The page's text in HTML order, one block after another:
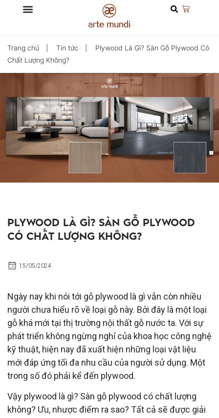
Trang chủ Tin tức
Plywood Là Gì? Sàn Gỗ Plywood Có
Chất Lượng Không?
PLYWOOD LÀ GÌ? SÀN GỖ PLYWOOD
CÓ CHẤT LƯỢNG KHÔNG?
15/05/2024
Ngày nay khi nói tới gỗ plywood là gì vẫn còn nhiều
người chưa hiểu rõ về loại gỗ này. Bởi đây là một loại
gỗ khá mới tại thị trường nội thất gỗ nước ta. Với sự
phát triển không ngừng nghỉ của khoa học công nghệ
kỹ thuật, hiện nay đã xuất hiện những loại vật liệu
mới đáp ứng tối đa nhu cầu của người sử dụng. Một
trong số đó phải kể đến plywood.
Vậy plywood là gì? Sàn gỗ plywood có chất lượng
không? Ưu, nhược điểm ra sao? Tất cả sẽ được giải